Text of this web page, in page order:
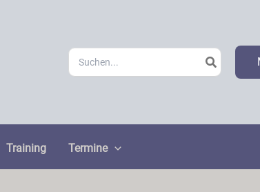
Search
for:
Training Termine